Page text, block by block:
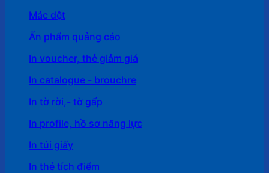
Mác dệt
Ấn phẩm quảng cáo
In voucher, thẻ giảm giá
In catalogue - brouchre
In tờ rời,- tờ gấp
In profile, hồ sơ năng lực
In túi giấy
In thẻ tích điểm